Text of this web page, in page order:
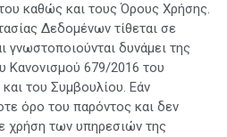
καθώς και τους Όρους Χρήσης.
Δεδομένων τίθεται σε
δυνάμει της
Κανονισμού 679/2016 του
του Συμβουλίου. Εάν
όρο του παρόντος και δεν
χρήση των υπηρεσιών της